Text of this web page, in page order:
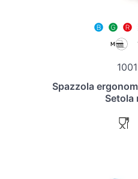
Spazzola
Setola